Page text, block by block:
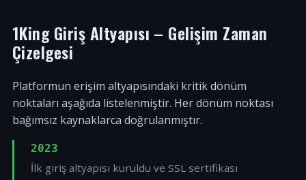
1King Giriş Altyapısı – Gelişim Zaman
Çizelgesi
Platformun erişim altyapısındaki kritik dönüm
noktaları aşağıda listelenmiştir. Her dönüm noktası
bağımsız kaynaklarca doğrulanmıştır.
2023
İlk giriş altyapısı kuruldu ve SSL sertifikası